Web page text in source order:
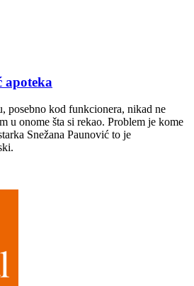
apoteka
posebno kod funkcionera, nikad ne
u onome šta si rekao. Problem je kome
Snežana Paunović to je